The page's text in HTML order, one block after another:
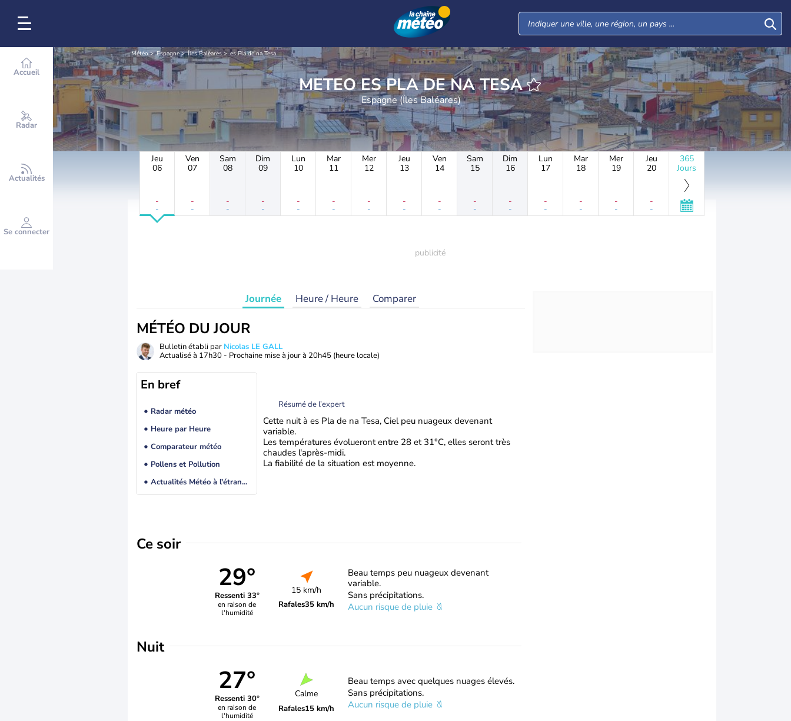
Accueil
Radar
Actualités
Se connecter
Météo Espagne Îles Baléares es Pla de na Tesa
METEO ES PLA DE NA TESA
Espagne (Îles Baléares)
Jeu
06
-
-
Ven
07
-
-
Sam
08
-
-
Dim
09
-
-
Lun
10
-
-
Mar
11
-
-
Mer
12
-
-
Jeu
13
-
-
Ven
14
-
-
Sam
15
-
-
Dim
16
-
-
Lun
17
-
-
Mar
18
-
-
Mer
19
-
-
Jeu
20
-
-
365
Jours
Journée Heure / Heure Comparer
MÉTÉO DU JOUR
Bulletin établi par Nicolas LE GALL
Actualisé à 17h30 - Prochaine mise à jour à 20h45 (heure locale)
En bref
Radar météo
Heure par Heure
Comparateur météo
Pollens et Pollution
Actualités Météo à l'étranger
Résumé de l’expert
Cette nuit à es Pla de na Tesa, Ciel peu nuageux devenant
variable.
Les températures évolueront entre 28 et 31°C, elles seront très
chaudes l'après-midi.
La fiabilité de la situation est moyenne.
Ce soir
29°
Ressenti 33°
en raison de
l'humidité
15 km/h
Rafales35 km/h
Beau temps peu nuageux devenant
variable.
Sans précipitations.
Aucun risque de pluie
Nuit
27°
Ressenti 30°
en raison de
l'humidité
Calme
Rafales15 km/h
Beau temps avec quelques nuages élevés.
Sans précipitations.
Aucun risque de pluie